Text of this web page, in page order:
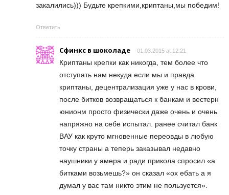
закалились))) Будьте крепкими,криптаны,мы победим!
Ответить
Сфинкс в шоколаде 01.03.2015 at 12:21
Криптаны крепки как никогда, тем более что
отступать нам некуда если мы и правда
криптаны, децентрализация уже у нас в крови,
после битков возвращаться к банкам и вестерн
юнионм просто физически даже очень и очень
напряжно на себе испытал. ранее считал банк
ВАУ как круто мгновенные переовды в любую
точку страны а теперь заказывал недавно
наушники у амера и ради прикола спросил «а
битками возьмешь?» он сказал «ох ебать а я
думал у вас там никто этим не пользуется».